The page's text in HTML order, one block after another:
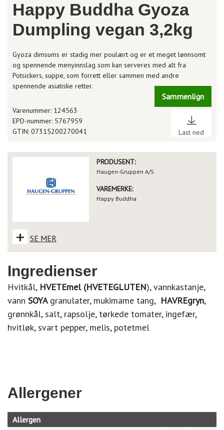
Happy Buddha Gyoza
Dumpling vegan 3,2kg
Gyoza dimsums er stadig mer poulært og er et meget lønnsomt
og spennende menyinnslag som kan serveres med alt fra
Potsickers, suppe, som forrett eller sammen med andre
spennende asiatiske retter.
Sammenlign
Last ned
Varenummer: 124563
EPD-nummer: 5767959
GTIN: 07315200270041
PRODUSENT:
Haugen-Gruppen A/S
VAREMERKE:
Happy Buddha
+ SE MER
Ingredienser
Hvitkål, HVETEmel (HVETEGLUTEN), vannkastanje,
vann SOYAgranulater, mukimame tang, HAVREgryn,
grønnkål, salt, rapsolje, tørkede tomater, ingefær,
hvitløk, svart pepper, melis, potetmel
Allergener
Allergen